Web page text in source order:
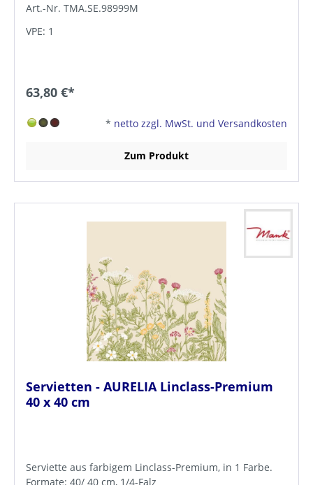
Art.-Nr. TMA.SE.98999M
VPE: 1
63,80 €*
* netto zzgl. MwSt. und Versandkosten
Zum Produkt
Servietten - AURELIA Linclass-Premium
40 x 40 cm
Serviette aus farbigem Linclass-Premium, in 1 Farbe.
Formate: 40/ 40 cm, 1/4-Falz